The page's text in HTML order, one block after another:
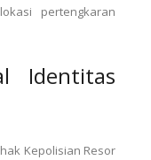
pertengkaran
Identitas
Kepolisian Resor